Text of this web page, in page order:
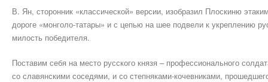
В. Ян, сторонник «классической» версии, изобразил Плоскиню
дороге «монголо-татары» и с цепью на шее подвели к укреплению
милость победителя.
Поставим себя на место русского князя – профессионального
со славянскими соседями, и со степняками-кочевниками,